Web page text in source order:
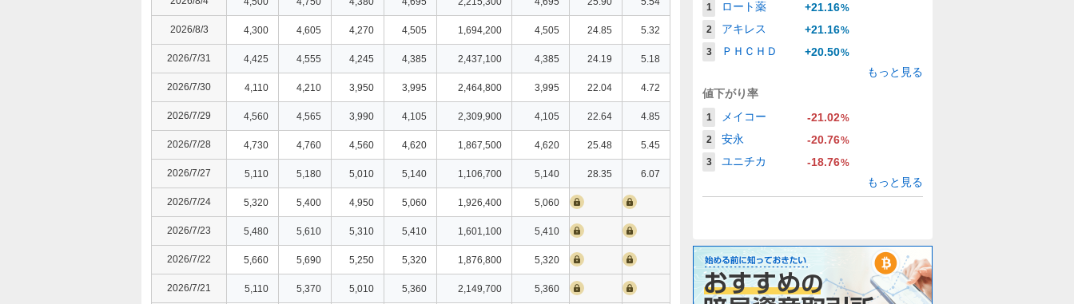
2026/8/3 4,300 4,605 4,270 4,505 1,694,200 4,505 24.85 5.32
2026/7/31 4,425 4,555 4,245 4,385 2,437,100 4,385 24.19 5.18
2026/7/30 4,110 4,210 3,950 3,995 2,464,800 3,995 22.04 4.72
2026/7/29 4,560 4,565 3,990 4,105 2,309,900 4,105 22.64 4.85
2026/7/28 4,730 4,760 4,560 4,620 1,867,500 4,620 25.48 5.45
2026/7/27 5,110 5,180 5,010 5,140 1,106,700 5,140 28.35 6.07
2026/7/24 5,320 5,400 4,950 5,060 1,926,400 5,060
2026/7/23 5,480 5,610 5,310 5,410 1,601,100 5,410
2026/7/22 5,660 5,690 5,250 5,320 1,876,800 5,320
2026/7/21 5,110 5,370 5,010 5,360 2,149,700 5,360
1 ロート薬 +21.16%
2
アキレス +21.16%
3
ＰＨＣＨＤ +20.50%
もっと見る
値下がり率
1 メイコー -21.02%
2
安永 -20.76%
3
ユニチカ -18.76%
もっと見る